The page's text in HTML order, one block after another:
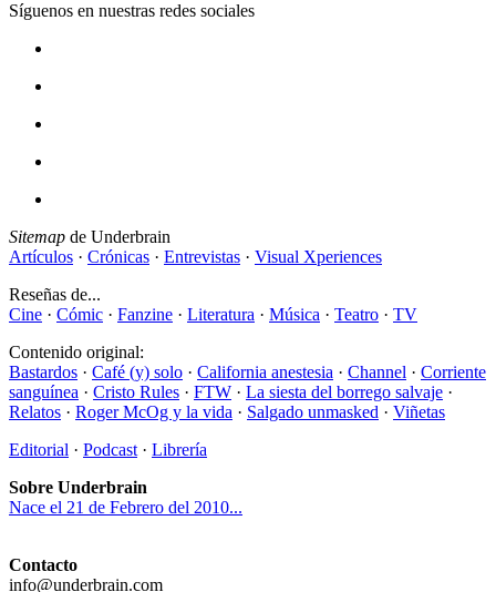
Síguenos en nuestras redes sociales
Sitemap de Underbrain
Artículos · Crónicas · Entrevistas · Visual Xperiences
Reseñas de...
Cine · Cómic · Fanzine · Literatura · Música · Teatro · TV
Contenido original:
Bastardos · Café (y) solo · California anestesia · Channel · Corriente
sanguínea · Cristo Rules · FTW · La siesta del borrego salvaje ·
Relatos · Roger McOg y la vida · Salgado unmasked · Viñetas
Editorial · Podcast · Librería
Sobre Underbrain
Nace el 21 de Febrero del 2010...
Contacto
info@underbrain.com